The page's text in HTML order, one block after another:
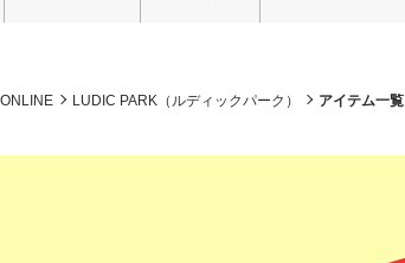
LUDIC PARK（ルディックパーク） アイテム一覧